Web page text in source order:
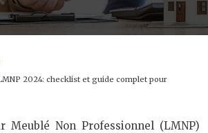
2024: checklist et guide complet pour
Meublé Non Professionnel (LMNP)